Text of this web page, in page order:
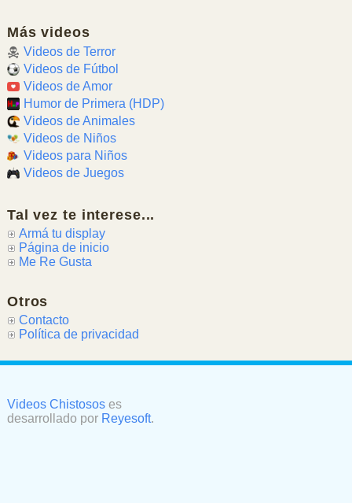
Más videos
Videos de Terror
Videos de Fútbol
Videos de Amor
Humor de Primera (HDP)
Videos de Animales
Videos de Niños
Videos para Niños
Videos de Juegos
Tal vez te interese...
Armá tu display
Página de inicio
Me Re Gusta
Otros
Contacto
Política de privacidad
Videos Chistososes
desarrollado por Reyesoft.